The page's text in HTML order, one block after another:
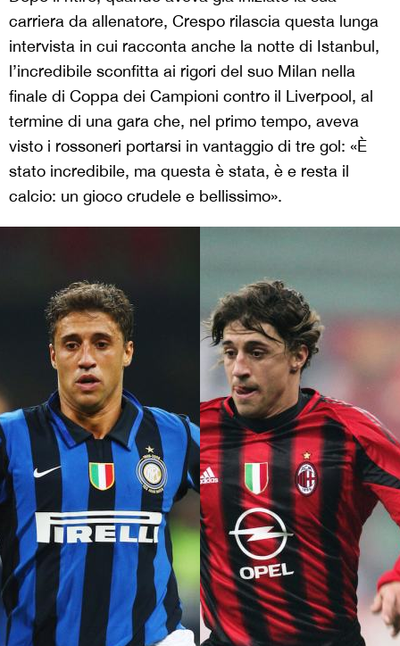
carriera da allenatore, Crespo rilascia questa lunga
intervista in cui racconta anche la notte di Istanbul,
l’incredibile sconfitta ai rigori del suo Milan nella
finale di Coppa dei Campioni contro il Liverpool, al
termine di una gara che, nel primo tempo, aveva
visto i rossoneri portarsi in vantaggio di tre gol: «È
stato incredibile, ma questa è stata, è e resta il
calcio: un gioco crudele e bellissimo».